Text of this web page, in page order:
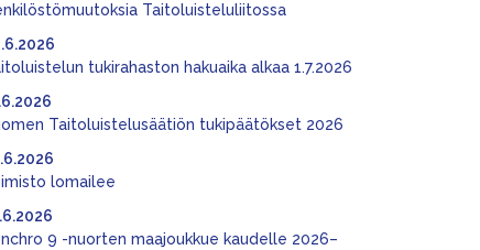
Taitoluisteluliitossa
tukirahaston hakuaika alkaa 1.7.2026
Taitoluistelusäätiön tukipäätökset 2026
lomailee
9 -nuorten maajoukkue kaudelle 2026–